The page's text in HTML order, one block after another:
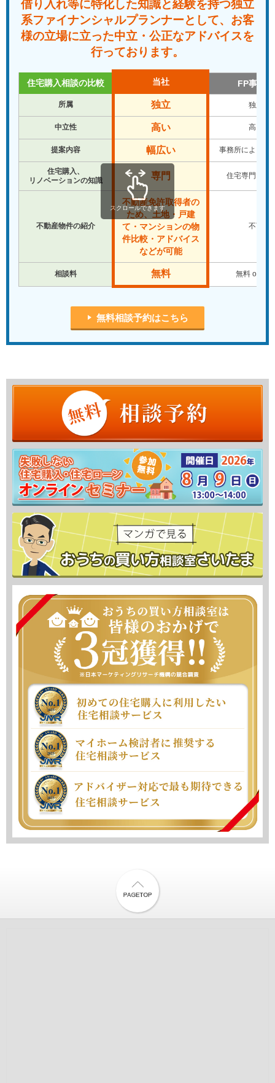
借り入れ等に特化した知識と経験を持つ独立
系ファイナンシャルプランナーとして、 お客
様の立場に立った中立・公正なアドバイスを
行っております。
住宅購入相談の比較 当社 FP事務所
所属 独立 独立
中立性 高い 高い
提案内容 幅広い 事務所により違
住宅購入、
リノベーションの知識
専門 住宅専門では
不動産物件の紹介
不動産免許取得者の
ため、土地・戸建
て・マンションの物
件比較・アドバイス
などが可能
不可
相談料 無料 無料 or 有料
スクロールできます
無料相談予約はこちら